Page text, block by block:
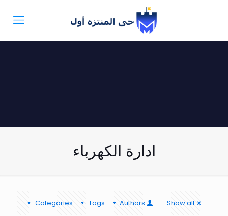
ادارة الكهرباء
Categories Tags Authors Show all